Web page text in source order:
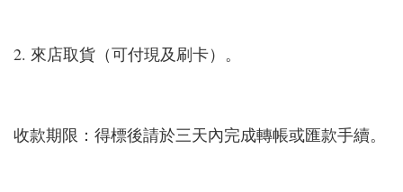
2. 來店取貨（可付現及刷卡）。
收款期限：得標後請於三天內完成轉帳或匯款手續。